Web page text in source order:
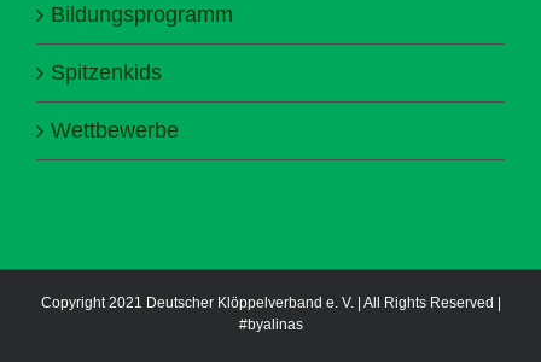
Bildungsprogramm
Spitzenkids
Wettbewerbe
Copyright 2021 Deutscher Klöppelverband e. V. | All Rights Reserved |
#byalinas